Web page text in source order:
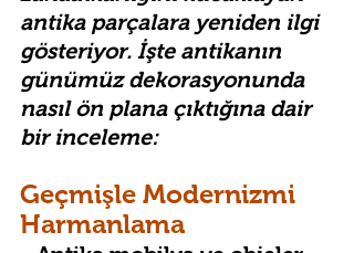
antika parçalara yeniden ilgi
gösteriyor. İşte antikanın
günümüz dekorasyonunda
nasıl ön plana çıktığına dair
bir inceleme:
Geçmişle Modernizmi
Harmanlama